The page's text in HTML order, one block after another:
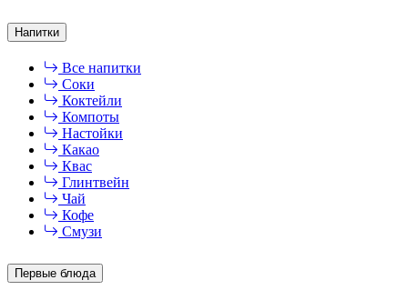
Напитки
Все напитки
Соки
Коктейли
Компоты
Настойки
Какао
Квас
Глинтвейн
Чай
Кофе
Смузи
Первые блюда